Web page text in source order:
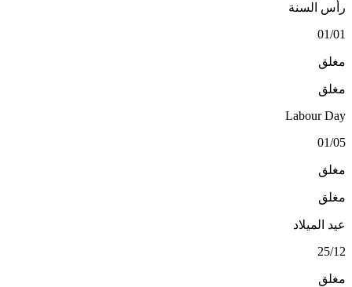
رأس السنة
01/01
مغلق
مغلق
Labour Day
01/05
مغلق
مغلق
عيد الميلاد
25/12
مغلق